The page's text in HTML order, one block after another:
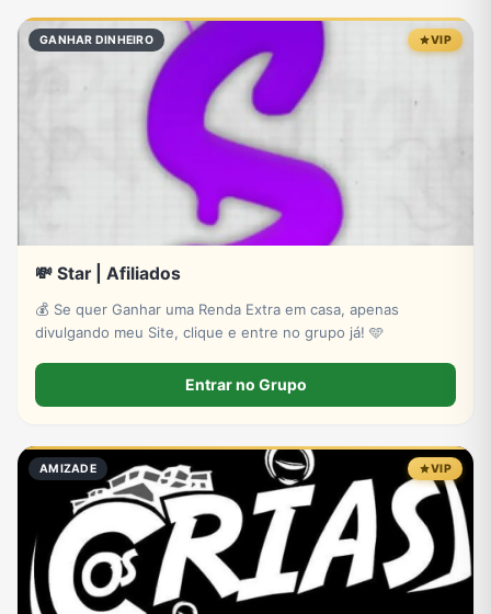
GANHAR DINHEIRO VIP
💸 Star | Afiliados
💰 Se quer Ganhar uma Renda Extra em casa, apenas
divulgando meu Site, clique e entre no grupo já! 🩵
Entrar no Grupo
AMIZADE VIP